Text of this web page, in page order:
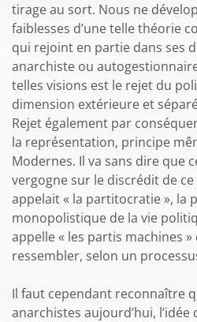
tirage au sort. Nous ne
faiblesses d’une telle théorie
qui rejoint en partie dans ses
anarchiste ou
telles visions est le rejet du
dimension extérieure et
Rejet également par
la représentation, principe
Modernes. Il va sans dire que
vergogne sur le discrédit de
appelait « la partitocratie », la
monopolistique de la vie
appelle « les partis machines
ressembler, selon un
Il faut cependant reconnaître
anarchistes aujourd’hui, l’idée